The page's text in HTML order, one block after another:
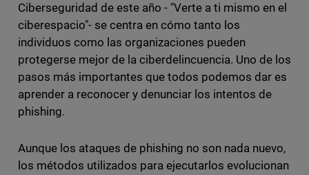
Ciberseguridad de este año - "Verte a ti mismo en el
ciberespacio"- se centra en cómo tanto los
individuos como las organizaciones pueden
protegerse mejor de la ciberdelincuencia. Uno de los
pasos más importantes que todos podemos dar es
aprender a reconocer y denunciar los intentos de
phishing.
Aunque los ataques de phishing no son nada nuevo,
los métodos utilizados para ejecutarlos evolucionan